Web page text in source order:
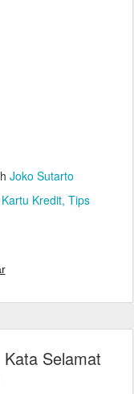
Joko Sutarto
Kartu Kredit Tips
Selamat